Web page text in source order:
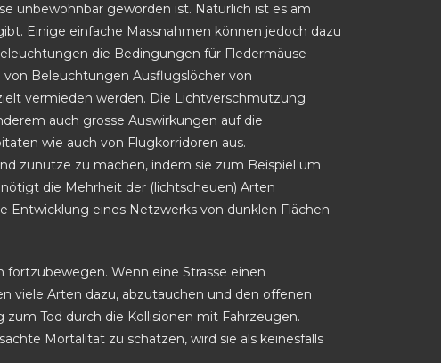
unbewohnbar geworden ist. Natürlich ist es am
Einige einfache Massnahmen können jedoch dazu
die Bedingungen für Fledermäuse
Beleuchtungen Ausflugslöcher von
vermieden werden. Die Lichtverschmutzung
auch grosse Auswirkungen auf die
wie auch von Flugkorridoren aus.
zunutze zu machen, indem sie zum Beispiel um
die Mehrheit der (lichtscheuen) Arten
Entwicklung eines Netzwerks von dunklen Flächen
Wenn eine Strasse einen
viele Arten dazu, abzutauchen und den offenen
Tod durch die Kollisionen mit Fahrzeugen.
Mortalität zu schätzen, wird sie als keinesfalls